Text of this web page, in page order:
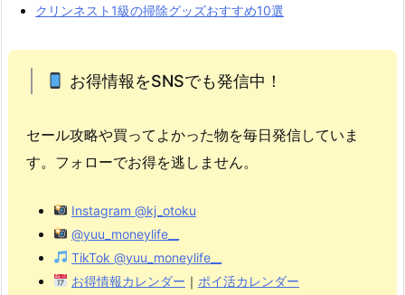
クリンネスト1級の掃除グッズおすすめ10選
お得情報をSNSでも発信中！
セール攻略や買ってよかった物を毎日発信していま
す。フォローでお得を逃しません。
Instagram @kj_otoku
@yuu_moneylife__
TikTok @yuu_moneylife__
お得情報カレンダー ｜ ポイ活カレンダー